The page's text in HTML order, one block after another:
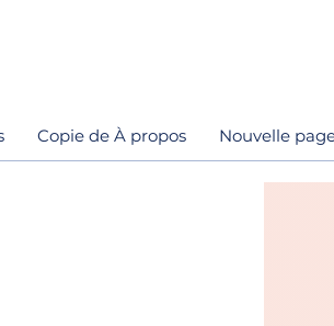
Copie de À propos Nouvelle